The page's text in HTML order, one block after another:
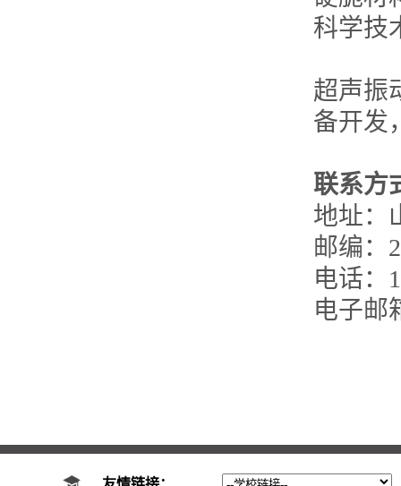
科学技
超声振
备开发
联系方
地址：
邮编：
电话：
电子邮